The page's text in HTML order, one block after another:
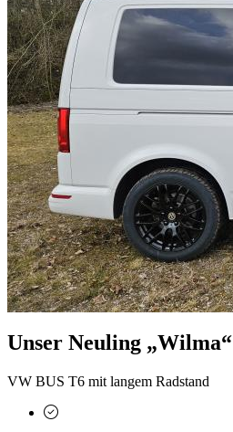
Unser Neuling „Wilma“
VW BUS T6 mit langem Radstand